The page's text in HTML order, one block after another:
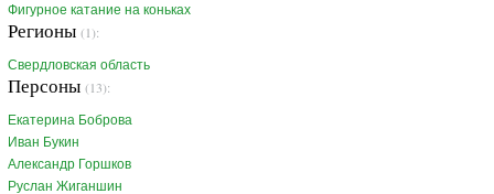
Фигурное катание на коньках
Регионы (1):
Свердловская область
Персоны (13):
Екатерина Боброва
Иван Букин
Александр Горшков
Руслан Жиганшин